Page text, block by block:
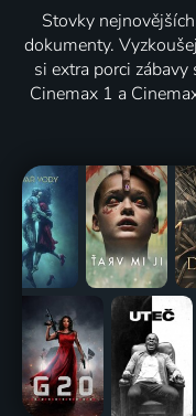
Stovky
dokumenty.
si extra porci
Cinemax 1 a